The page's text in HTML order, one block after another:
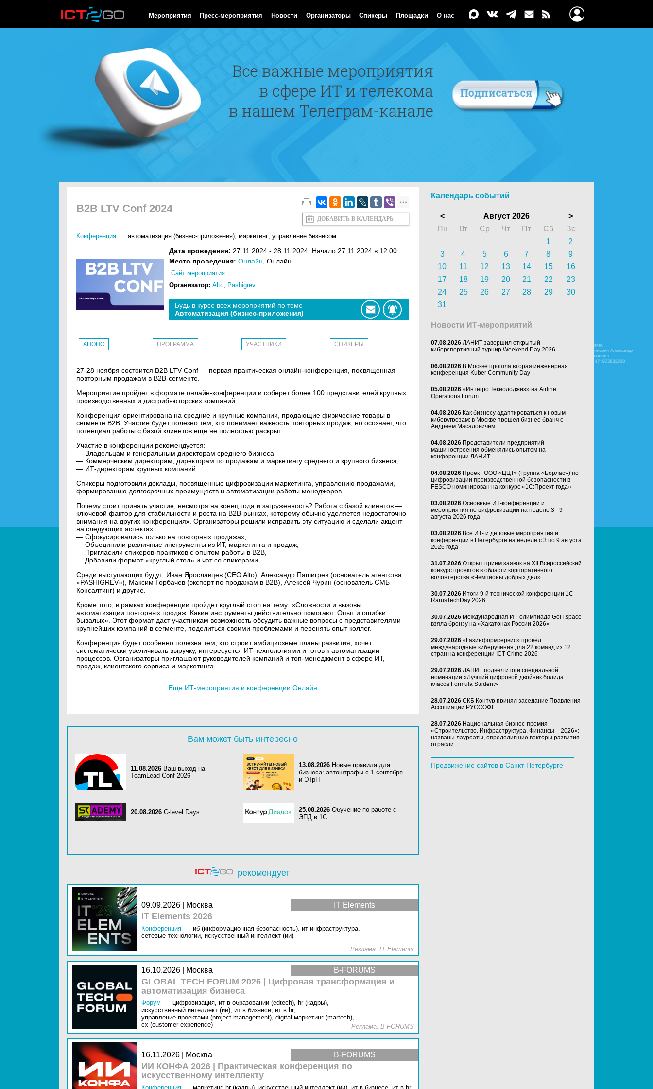
Мероприятия Пресс-мероприятия Новости Организаторы Спикеры Площадки О нас
B2B LTV Conf 2024
ДОБАВИТЬ В КАЛЕНДАРЬ
Конференция автоматизация (бизнес-приложения), маркетинг, управление бизнесом
Дата проведения: 27.11.2024 - 28.11.2024. Начало 27.11.2024 в 12:00
Место проведения: Онлайн , Онлайн
Сайт мероприятия
Организатор: Alto, Pashigrev
Будь в курсе всех мероприятий по теме
Автоматизация (бизнес-приложения)
АНОНС ПРОГРАММА УЧАСТНИКИ СПИКЕРЫ
27-28 ноября состоится B2B LTV Conf — первая практическая онлайн-конференция, посвященная
повторным продажам в B2B-сегменте.
Мероприятие пройдет в формате онлайн-конференции и соберет более 100 представителей крупных
производственных и дистрибьюторских компаний.
Конференция ориентирована на средние и крупные компании, продающие физические товары в
сегменте B2B. Участие будет полезно тем, кто понимает важность повторных продаж, но осознает, что
потенциал работы с базой клиентов еще не полностью раскрыт.
Участие в конференции рекомендуется:
— Владельцам и генеральным директорам среднего бизнеса,
— Коммерческим директорам, директорам по продажам и маркетингу среднего и крупного бизнеса,
— ИТ-директорам крупных компаний.
Спикеры подготовили доклады, посвященные цифровизации маркетинга, управлению продажами,
формированию долгосрочных преимуществ и автоматизации работы менеджеров.
Почему стоит принять участие, несмотря на конец года и загруженность? Работа с базой клиентов —
ключевой фактор для стабильности и роста на B2B-рынках, которому обычно уделяется недостаточно
внимания на других конференциях. Организаторы решили исправить эту ситуацию и сделали акцент
на следующих аспектах:
— Сфокусировались только на повторных продажах,
— Объединили различные инструменты из ИТ, маркетинга и продаж,
— Пригласили спикеров-практиков с опытом работы в B2B,
— Добавили формат «круглый стол» и чат со спикерами.
Среди выступающих будут: Иван Ярославцев (CEO Alto), Александр Пашигрев (основатель агентства
«PASHIGREV»), Максим Горбачев (эксперт по продажам в B2B), Алексей Чурин (основатель СМБ
Консалтинг) и другие.
Кроме того, в рамках конференции пройдет круглый стол на тему: «Сложности и вызовы
автоматизации повторных продаж. Какие инструменты действительно помогают. Опыт и ошибки
бывалых». Этот формат даст участникам возможность обсудить важные вопросы с представителями
крупнейших компаний в сегменте, поделиться своими проблемами и перенять опыт коллег.
Конференция будет особенно полезна тем, кто строит амбициозные планы развития, хочет
систематически увеличивать выручку, интересуется ИТ-технологиями и готов к автоматизации
процессов. Организаторы приглашают руководителей компаний и топ-менеджмент в сфере ИТ,
продаж, клиентского сервиса и маркетинга.
Еще ИТ-мероприятия и конференции Онлайн
Вам может быть интересно
11.08.2026 Ваш выход на
TeamLead Conf 2026
13.08.2026 Новые правила для
бизнеса: автоштрафы с 1 сентября
и ЭТрН
20.08.2026 C-level Days 25.08.2026 Обучение по работе с
ЭПД в 1С
рекомендует
IT Elements
09.09.2026 | Москва
IT Elements 2026
Конференция иб (информационная безопасность), ит-инфраструктура,
сетевые технологии, искусственный интеллект (ии)
Реклама. IT Elements
B-FORUMS
16.10.2026 | Москва
GLOBAL TECH FORUM 2026 | Цифровая трансформация и
автоматизация бизнеса
Форум цифровизация, ит в образовании (edtech), hr (кадры),
искусственный интеллект (ии), ит в бизнесе, ит в hr,
управление проектами (project management), digital-маркетинг (martech),
cx (customer experience)
Реклама. B-FORUMS
B-FORUMS
16.11.2026 | Москва
ИИ КОНФА 2026 | Практическая конференция по
искусственному интеллекту
Конференция маркетинг, hr (кадры), искусственный интеллект (ии), ит в бизнесе, ит в hr,
Календарь событий
< Август 2026
>
Пн
Вт Ср Чт Пт Сб
Вс
1
2
3
4 5 6 7 8
9
10
11 12 13 14 15
16
17
18 19 20 21 22
23
24
25 26 27 28 29
30
31
Новости ИТ-мероприятий
07.08.2026 ЛАНИТ завершил открытый
киберспортивный турнир Weekend Day 2026
06.08.2026 В Москве прошла вторая инженерная
конференция Kuber Community Day
05.08.2026 «Интегро Текнолоджиз» на Airline
Operations Forum
04.08.2026 Как бизнесу адаптироваться к новым
киберугрозам: в Москве прошел бизнес-бранч с
Андреем Масаловичем
04.08.2026 Представители предприятий
машиностроения обменялись опытом на
конференции ЛАНИТ
04.08.2026 Проект ООО «ЦЦТ» (Группа «Борлас») по
цифровизации производственной безопасности в
FESCO номинирован на конкурс «1С:Проект года»
03.08.2026 Основные ИТ-конференции и
мероприятия по цифровизации на неделе 3 - 9
августа 2026 года
03.08.2026 Все ИТ- и деловые мероприятия и
конференции в Петербурге на неделе с 3 по 9 августа
2026 года
31.07.2026 Открыт прием заявок на XII Всероссийский
конкурс проектов в области корпоративного
волонтерства «Чемпионы добрых дел»
30.07.2026 Итоги 9-й технической конференции 1C-
RarusTechDay 2026
30.07.2026 Международная ИТ-олимпиада GoIT.space
взяла бронзу на «Хакатонах России 2026»
29.07.2026 «Газинформсервис» провёл
международные киберучения для 22 команд из 12
стран на конференции ICT-Crime 2026
29.07.2026 ЛАНИТ подвел итоги специальной
номинации «Лучший цифровой двойник болида
класса Formula Student»
28.07.2026 СКБ Контур принял заседание Правления
Ассоциации РУССОФТ
28.07.2026 Национальная бизнес-премия
«Строительство. Инфраструктура. Финансы – 2026»:
названы лауреаты, определившие векторы развития
отрасли
Продвижение сайтов в Санкт-Петербурге